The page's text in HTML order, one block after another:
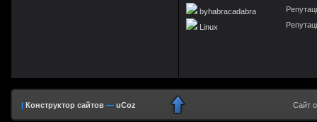
byhabracadabra
Linux
| Конструктор сайтов — uCoz Сайт